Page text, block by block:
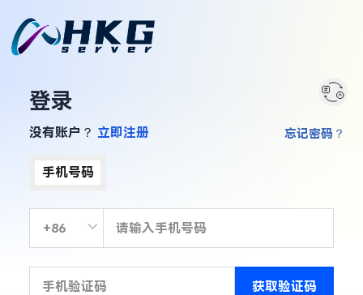
登录
没有账户？ 立即注册
手机号码
获取验证码
忘记密码？